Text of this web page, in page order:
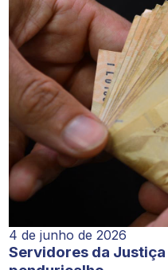
4 de junho de 2026
Servidores da